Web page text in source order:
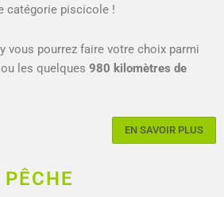
catégorie piscicole !
vous pourrez faire votre choix parmi
ou les quelques 980 kilomètres de
EN SAVOIR PLUS